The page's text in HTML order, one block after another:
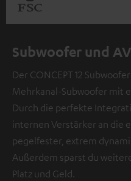
Subwoofer und
Der CONCEPT 12
Mehrkanal-Subwoofer mit
Durch die perfekte
internen Verstärker an die
pegelfester, extrem
Außerdem sparst du
Platz und Geld.